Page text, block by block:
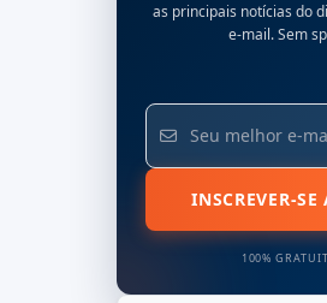
as principais notícias do
e-mail. Sem
INSCREVER-SE
100%